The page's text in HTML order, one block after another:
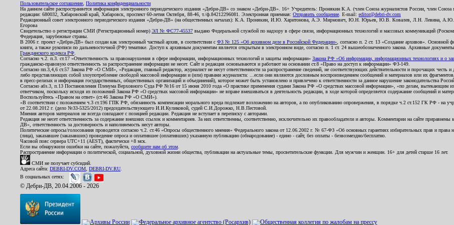
Пользовательское соглашение Политика конфиденциальности
На данном сайте распространяется информация электронного периодического издания «Дебри-ДВ» со знаком «Дебри-ДВ». 16+ Учредитель: Пронякин К.А. (член Союза журналистов России, член
редакции: 680032, Хабаровский край, Хабаровск, проспект 60-летия Октября, 88-46, т./ф.84212296081. Электронная приемная: Отправить сообщение . E-mail: editor@debri-dv.com
Редакционный совет электронного периодического издания «Дебри-ДВ» (на общественных началах): К.А. Пронякин, И.Ю. Харитонова, А.Э. Мирмович, Ю.Н. Юрьев, Ю.В. Ковалев, Л.Н. Левина,
Егорова
Свидетельство о регистрации СМИ (Регистрационный номер) ЭЛ № ФС77-45537 выдано Федеральной службой по надзору в сфере связи, информационных технологий и массовых коммуникаций
Федерация, зарубежные страны.
В 2006 г. проект «Дебри-ДВ» был создан как электронный частный архив, в соответствии с ФЗ № 125 «Об архивном деле в Российской Федерации» , согласно п. 2 ст. 13 «Создание архивов». Основной
книги, а также рукописи по дальневосточной (РФ) тематике. Доступ к архивным документам является открытым в электронном виде, согласно п. 1 ст. 24 вышеобозначенного закона. Архивные документы
Гражданского кодекса РФ
Согласно ч.2. п.3. ст.17 «Ответственность за правонарушения в сфере информации, информационных технологий и защиты информации» Закона РФ «Об информации, информационных технологиях и о
гражданско-правовую ответственность за распространение информации не несет. Сайт и редакция основываются и работают на основании ст.8 «Право на доступ к информации» ФЗ-149.
Согласно пп.3,4,6 ст.57 Закона РФ «О СМИ», «Редакция, главный редактор, журналист не несут ответственности за распространение сведений, не соответствующих действительности и порочащих
либо представляющих собой злоупотребление свободой массовой информации и (или) правами журналиста: ...если они являются дословным воспроизведением сообщений и материалов или их
в пресс-релизах и информация государственных, общественных организаций и объединений), которое может быть установлено и привлечено к ответственности за данное нарушение законодательства
Согласно абз.3, п.13 Постановления Пленума Верховного Суда РФ №16 от 15 июня 2010 года «О практике применения судами Закона РФ «О средствах массовой информации», «по делам, вытекающим
ответчиком, поскольку исходя из положений Закона РФ «О средствах массовой информации» не вправе вмешиваться в деятельность редакции, в ходе которой определяется содержание сообщений и
Воспользуйтесь «Правом на ответ» (ст.46 Закона РФ «О СМИ»).
«В соответствии с положением ч.3 ст.196 ГПК РФ, обязанность компенсации морального вреда подлежит возложению на авторов, а по опубликованию опровержения, в порядке ч.2 ст.152 ГК РФ - на
от 22.08.2012 г. (дело №33-5325/2012) председательствующего И.И.Куликовой, судей С.И.Дорожко, Н.В.Пестовой.
Мнения авторов материалов не всегда совпадают с позицией редакции. Редакция не вступает в переписку с авторами.
Редакция не несет ответственность за содержание внешних ссылок и комментариев. За них ответственны, соответственно, исключительно их правообладатели и авторы. Комментарии на сайте
ДВ», ответственность за достоверность и наполняемость несут авторы.
Политические опросы/голосования проводятся согласно ч.2. ст.46 «Опросы общественного мнения» Федерального закона от 12.06.2002 г. № 67-ФЗ «Об основных гарантиях избирательных прав и права
(лица), заказавшее (заказавших) проведение опроса и оплатившее (оплативших) указанную публикацию (обнародование) - едино - сайт, без оплаты - безвозмездно/бесплатно.
Часовой пояс сервера UTC+11 (AEST), фактически +8 мск.
Если вы обнаружили ошибки на сайте, пожалуйста, сообщите нам об этом
Распространение информации о политической, социальной, духовной жизни общества, публикации на актуальные темы, просветительские функции. Для мужчин и женщин. 16+ для детей старше 16 лет.
СМИ не получает субсидий.
Адреса сайта: DEBRI-DV.COM DEBRI-DV.RU
В социальных сетях:
© Дебри-ДВ, 20.04.2006 - 2026